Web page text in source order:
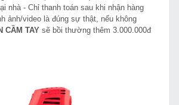
nhà - Chỉ thanh toán sau khi nhận hàng
ảnh/video là đúng sự thật, nếu không
CẦM TAY sẽ bồi thường thêm 3.000.000đ